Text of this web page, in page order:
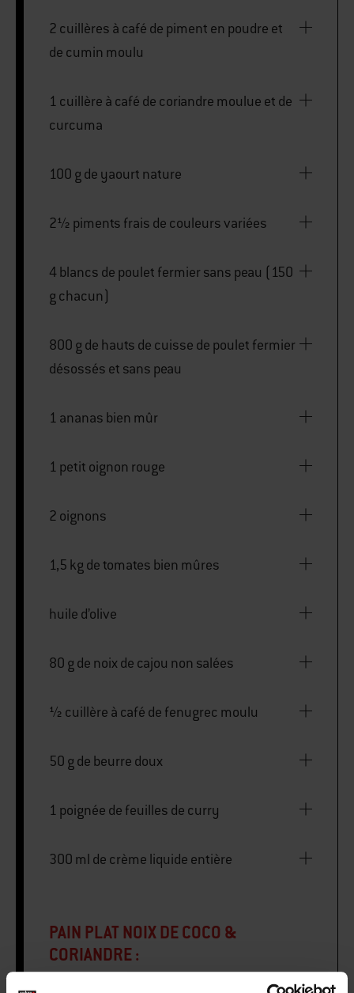
2 cuillères à café de piment en poudre et
de cumin moulu
1 cuillère à café de coriandre moulue et de
curcuma
100 g de yaourt nature
2½ piments frais de couleurs variées
4 blancs de poulet fermier sans peau (150
g chacun)
800 g de hauts de cuisse de poulet fermier
désossés et sans peau
1 ananas bien mûr
1 petit oignon rouge
2 oignons
1,5 kg de tomates bien mûres
huile d’olive
80 g de noix de cajou non salées
½ cuillère à café de fenugrec moulu
50 g de beurre doux
1 poignée de feuilles de curry
300 ml de crème liquide entière
PAIN PLAT NOIX DE COCO &
CORIANDRE :